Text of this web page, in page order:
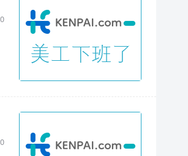
0
0